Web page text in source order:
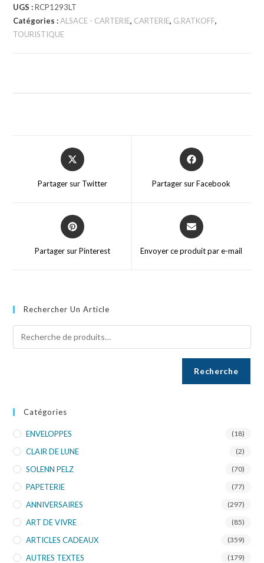
UGS :RCP1293LT
Catégories :ALSACE - CARTERIE, CARTERIE, G.RATKOFF,
TOURISTIQUE
Partager sur Twitter Partager sur Facebook
Partager sur Pinterest Envoyer ce produit par e-mail
Rechercher Un Article
Recherche
Catégories
ENVELOPPES (18)
CLAIR DE LUNE (2)
SOLENN PELZ (70)
PAPETERIE (77)
ANNIVERSAIRES (297)
ART DE VIVRE (85)
ARTICLES CADEAUX (359)
AUTRES TEXTES (179)